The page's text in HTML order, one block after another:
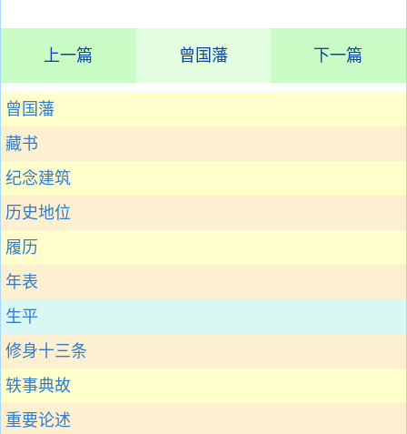
上一篇 曾国藩 下一篇
曾国藩
藏书
纪念建筑
历史地位
履历
年表
生平
修身十三条
轶事典故
重要论述